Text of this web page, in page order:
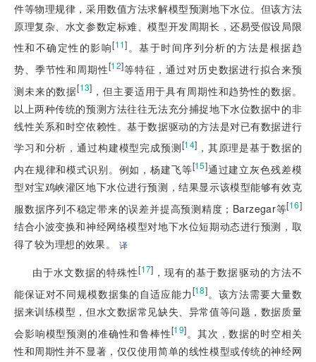
件等物理规律，采用数值方法求解模型预测地下水位。但该方法
原理复杂、水文参数定标难、模型开发周期长，还易受假设局限
性和不确定性的影响[11]。基于时间序列分析的方法是根据趋
势、季节性和周期性[12]等特征，通过对历史数据进行拟合来预
测未来的数据[13] ，但主要适用于具有周期性和趋势性的数据。
以上两种传统的预测方法往往无法充分捕捉地下水位数据中的非
线性关系和时空依赖性。基于数据驱动的方法是对已有数据进行
学习和分析，通过构建模型完成预测[14] ，其原理是基于数据的
内在规律和模式识别。例如，杨建飞等[15]通过建立灰色残差模
型对宝鸡峡灌区地下水位进行预测，结果显示该模型能够有效克
服数据序列不稳定带来的误差并提高预测精度；Barzegar等[16]
结合小波变换和神经网络模型对地下水位短期动态进行预测，取
得了较为理想的效果。
译
由于水文数据的特殊性[17] ，现有的基于数据驱动的方法不
能保证对不同规模数据集的自适应能力[18]。该方法需要大量数
据来训练模型，但水文数据常见缺失、异常值等问题，数据质量
会影响模型预测的准确性和鲁棒性[19]。其次，数据的时空相关
性和周期性并不显著，仅仅使用简单的线性模型或传统的神经网